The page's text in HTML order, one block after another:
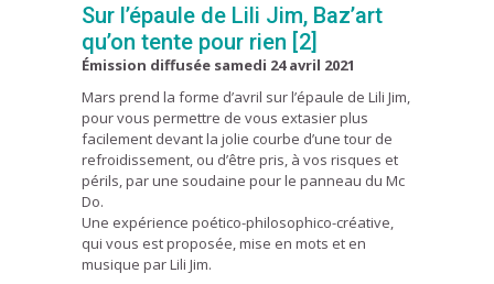
Sur l’épaule de Lili Jim, Baz’art
qu’on tente pour rien [2]
Émission diffusée samedi 24 avril 2021
Mars prend la forme d’avril sur l’épaule de Lili Jim,
pour vous permettre de vous extasier plus
facilement devant la jolie courbe d’une tour de
refroidissement, ou d’être pris, à vos risques et
périls, par une soudaine pour le panneau du Mc
Do.
Une expérience poético-philosophico-créative,
qui vous est proposée, mise en mots et en
musique par Lili Jim.